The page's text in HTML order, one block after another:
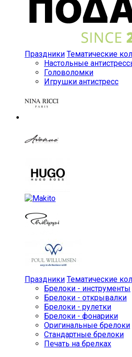
Праздники Тематические
Настольные
Головоломки
Игрушки антистресс
Праздники Тематические
Брелоки - инструменты
Брелоки - открывалки
Брелоки - рулетки
Брелоки - фонарики
Оригинальные брелоки
Стандартные брелоки
Печать на брелках